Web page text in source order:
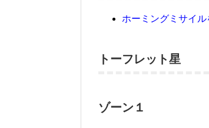
ホーミングミサイル
トーフレット星
ゾーン１